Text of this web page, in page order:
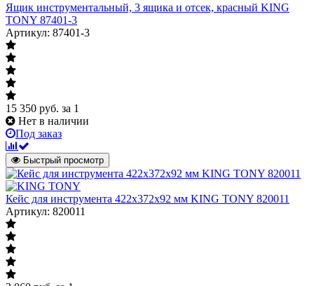
Ящик инструментальный, 3 ящика и отсек, красный KING
TONY 87401-3
Артикул: 87401-3
15 350 руб. за 1
Нет в наличии
Под заказ
Быстрый просмотр
Кейс для инструмента 422х372х92 мм KING TONY 820011
Артикул: 820011